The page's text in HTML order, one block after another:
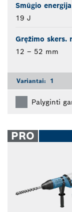
Smūgio energija
19 J
Gręžimo skers.
12 – 52 mm
Variantai: 1
Palyginti
PRO